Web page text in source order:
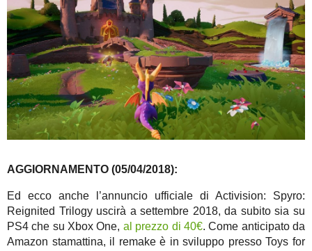
AGGIORNAMENTO (05/04/2018):
Ed ecco anche l’annuncio ufficiale di Activision: Spyro:
Reignited Trilogy uscirà a settembre 2018, da subito sia su
PS4 che su Xbox One, al prezzo di 40€. Come anticipato da
Amazon stamattina, il remake è in sviluppo presso Toys for